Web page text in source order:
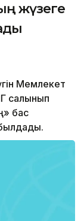
жүзеге
Мемлекет
салынып
бас